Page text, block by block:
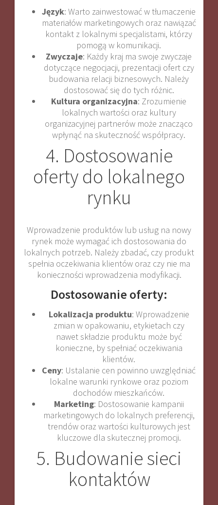
Język: Warto zainwestować w tłumaczenie
materiałów marketingowych oraz nawiązać
kontakt z lokalnymi specjalistami, którzy
pomogą w komunikacji.
Zwyczaje: Każdy kraj ma swoje zwyczaje
dotyczące negocjacji, prezentacji ofert czy
budowania relacji biznesowych. Należy
dostosować się do tych różnic.
Kultura organizacyjna: Zrozumienie
lokalnych wartości oraz kultury
organizacyjnej partnerów może znacząco
wpłynąć na skuteczność współpracy.
4. Dostosowanie
oferty do lokalnego
rynku
Wprowadzenie produktów lub usług na nowy
rynek może wymagać ich dostosowania do
lokalnych potrzeb. Należy zbadać, czy produkt
spełnia oczekiwania klientów oraz czy nie ma
konieczności wprowadzenia modyfikacji.
Dostosowanie oferty:
Lokalizacja produktu: Wprowadzenie
zmian w opakowaniu, etykietach czy
nawet składzie produktu może być
konieczne, by spełniać oczekiwania
klientów.
Ceny: Ustalanie cen powinno uwzględniać
lokalne warunki rynkowe oraz poziom
dochodów mieszkańców.
Marketing: Dostosowanie kampanii
marketingowych do lokalnych preferencji,
trendów oraz wartości kulturowych jest
kluczowe dla skutecznej promocji.
5. Budowanie sieci
kontaktów